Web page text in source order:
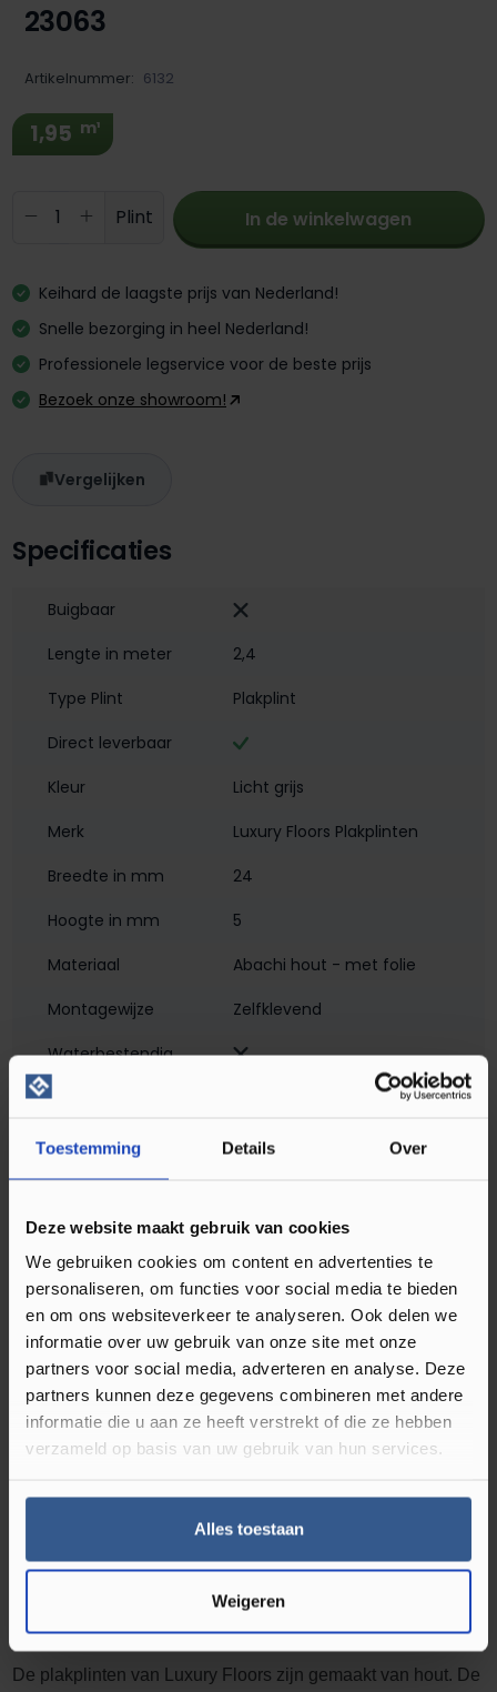
Toestemming Details Over
Deze website maakt gebruik van cookies
We gebruiken cookies om content en advertenties te
personaliseren, om functies voor social media te bieden
en om ons websiteverkeer te analyseren. Ook delen we
informatie over uw gebruik van onze site met onze
partners voor social media, adverteren en analyse. Deze
partners kunnen deze gegevens combineren met andere
informatie die u aan ze heeft verstrekt of die ze hebben
verzameld op basis van uw gebruik van hun services.
Alles toestaan
Weigeren
Specificaties
Buigbaar
Lengte in meter
2,4
Type Plint
Plakplint
Direct leverbaar
Kleur
Licht grijs
Merk
Luxury Floors Plakplinten
Breedte in mm
24
Hoogte in mm
5
Materiaal
Abachi hout - met folie
Montagewijze
Zelfklevend
Waterbestendig‎
Soort plint
Geborsteld 23063
Plakplinten gebruikt u bij de afwerking van uw klik PVC en
of laminaat vloer. Deze type vloeren hebben namelijk
werkingsruimte nodig en leg je dus niet strak tegen de muur
of kozijnen. Deze ruimte kun je dan ook perfect afwerken
met een plakplint in bijpassende kleur van de vloer.Ze zijn
dus onmisbaar bij een nieuwe vloer.Naast dat het zorgt
houten plakplinten in het assortiment. Je vind de best
bijpassende kleur plakplint op de productpagina van alle
klik PVC en laminaat vloeren. Er zit dus altijd wat tussen dat
Wat zijn plakplinten?
De plakplinten van Luxury Floors zijn gemaakt van hout. De
23063
Artikelnummer: 6132
1,95 m¹
Producthoeveelheid: Voer de
Plint In de winkelwagen
Keihard de laagste prijs van Nederland!
Snelle bezorging in heel Nederland!
Professionele legservice voor de beste prijs
Bezoek onze showroom!
Vergelijken